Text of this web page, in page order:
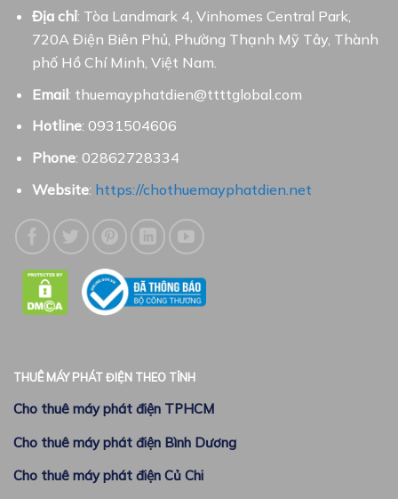
Địa chỉ: Tòa Landmark 4, Vinhomes Central Park,
720A Điện Biên Phủ, Phường Thạnh Mỹ Tây, Thành
phố Hồ Chí Minh, Việt Nam.
Email: thuemayphatdien@ttttglobal.com
Hotline: 0931504606
Phone: 02862728334
Website: https://chothuemayphatdien.net
THUÊ MÁY PHÁT ĐIỆN THEO TỈNH
Cho thuê máy phát điện TPHCM
Cho thuê máy phát điện Bình Dương
Cho thuê máy phát điện Củ Chi